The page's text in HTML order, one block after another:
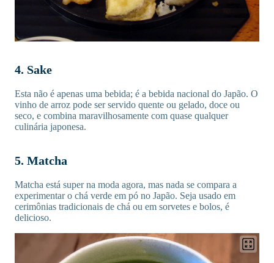
4. Sake
Esta não é apenas uma bebida; é a bebida nacional do Japão. O
vinho de arroz pode ser servido quente ou gelado, doce ou
seco, e combina maravilhosamente com quase qualquer
culinária japonesa.
5. Matcha
Matcha está super na moda agora, mas nada se compara a
experimentar o chá verde em pó no Japão. Seja usado em
cerimônias tradicionais de chá ou em sorvetes e bolos, é
delicioso.